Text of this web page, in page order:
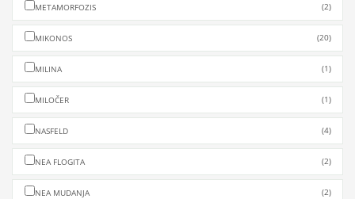
METAMORFOZIS (2)
MIKONOS (20)
MILINA (1)
MILOČER (1)
NASFELD (4)
NEA FLOGITA (2)
NEA MUDANJA (2)